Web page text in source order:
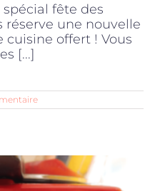
fête des
réserve une nouvelle
cuisine offert ! Vous
[...]